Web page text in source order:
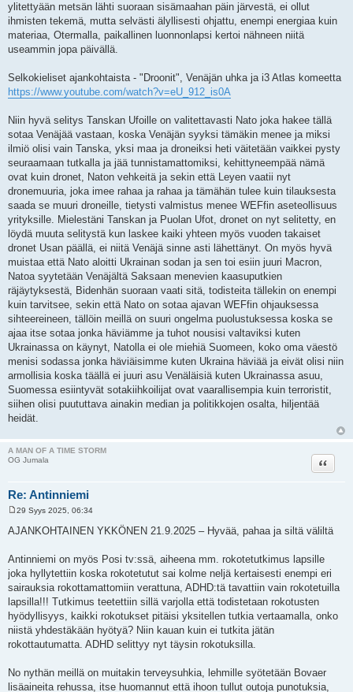
ylitettyään metsän lähti suoraan sisämaahan päin järvestä, ei ollut
ihmisten tekemä, mutta selvästi älyllisesti ohjattu, enempi energiaa kuin
materiaa, Otermalla, paikallinen luonnonlapsi kertoi nähneen niitä
useammin jopa päivällä.
Selkokieliset ajankohtaista - "Droonit", Venäjän uhka ja i3 Atlas komeetta
https://www.youtube.com/watch?v=eU_912_is0A
Niin hyvä selitys Tanskan Ufoille on valitettavasti Nato joka hakee tällä
sotaa Venäjää vastaan, koska Venäjän syyksi tämäkin menee ja miksi
ilmiö olisi vain Tanska, yksi maa ja droneiksi heti väitetään vaikkei pysty
seuraamaan tutkalla ja jää tunnistamattomiksi, kehittyneempää nämä
ovat kuin dronet, Naton vehkeitä ja sekin että Leyen vaatii nyt
dronemuuria, joka imee rahaa ja rahaa ja tämähän tulee kuin tilauksesta
saada se muuri droneille, tietysti valmistus menee WEFfin aseteollisuus
yrityksille. Mielestäni Tanskan ja Puolan Ufot, dronet on nyt selitetty, en
löydä muuta selitystä kun laskee kaiki yhteen myös vuoden takaiset
dronet Usan päällä, ei niitä Venäjä sinne asti lähettänyt. On myös hyvä
muistaa että Nato aloitti Ukrainan sodan ja sen toi esiin juuri Macron,
Natoa syytetään Venäjältä Saksaan menevien kaasuputkien
räjäytyksestä, Bidenhän suoraan vaati sitä, todisteita tällekin on enempi
kuin tarvitsee, sekin että Nato on sotaa ajavan WEFfin ohjauksessa
sihteereineen, tällöin meillä on suuri ongelma puolustuksessa koska se
ajaa itse sotaa jonka häviämme ja tuhot nousisi valtaviksi kuten
Ukrainassa on käynyt, Natolla ei ole miehiä Suomeen, koko oma väestö
menisi sodassa jonka häviäisimme kuten Ukraina häviää ja eivät olisi niin
armollisia koska täällä ei juuri asu Venäläisiä kuten Ukrainassa asuu,
Suomessa esiintyvät sotakiihkoilijat ovat vaarallisempia kuin terroristit,
siihen olisi puututtava ainakin median ja politikkojen osalta, hiljentää
heidät.
A MAN OF A TIME STORM
OG Jumala
Re: Antinniemi
Lainaa
i
e
29 Syys 2025, 06:34
AJANKOHTAINEN YKKÖNEN 21.9.2025 – Hyvää, pahaa ja siltä väliltä
Antinniemi on myös Posi tv:ssä, aiheena mm. rokotetutkimus lapsille
joka hyllytettiin koska rokotetutut sai kolme neljä kertaisesti enempi eri
sairauksia rokottamattomiin verattuna, ADHD:tä tavattiin vain rokotetuilla
lapsilla!!! Tutkimus teetettiin sillä varjolla että todistetaan rokotusten
hyödyllisyys, kaikki rokotukset pitäisi yksitellen tutkia vertaamalla, onko
niistä yhdestäkään hyötyä? Niin kauan kuin ei tutkita jätän
rokottautumatta. ADHD selittyy nyt täysin rokotuksilla.
No nythän meillä on muitakin terveysuhkia, lehmille syötetään Bovaer
lisäaineita rehussa, itse huomannut että ihoon tullut outoja punotuksia,